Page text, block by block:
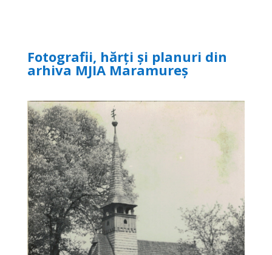
Fotografii, hărți și planuri din
arhiva MJIA Maramureș